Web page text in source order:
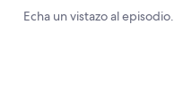
Echa un vistazo al episodio.